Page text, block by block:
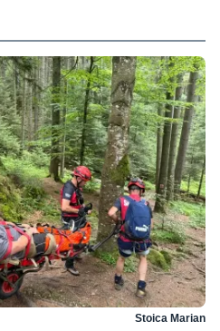
Stoica Marian